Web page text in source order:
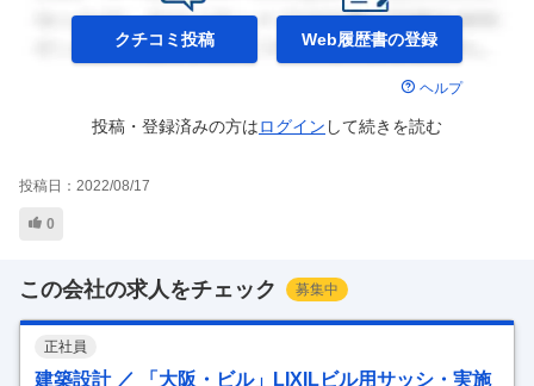
クチコミ投稿 Web履歴書の登録
ヘルプ
投稿・登録済みの方はログイン して続きを読む
投稿日： 2022/08/17
0
この会社の求人をチェック 募集中
正社員
建築設計 ／ 「大阪・ビル」LIXILビル用サッシ・実施